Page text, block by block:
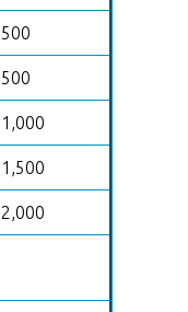
500
500
1,000
1,500
2,000